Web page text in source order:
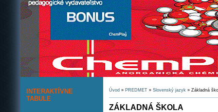
INTERAKTÍVNE
TABULE
Úvod » PREDMET » Slovenský jazyk » Základná
ZÁKLADNÁ ŠKOLA